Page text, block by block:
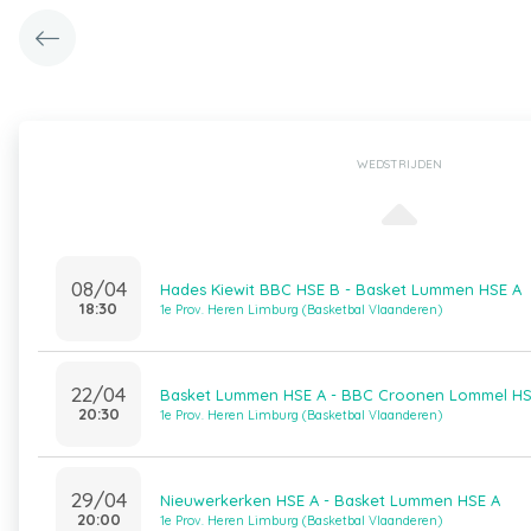
WEDSTRIJDEN
08/04
18:30
Hades Kiewit BBC HSE B - Basket Lummen HSE A
1e Prov. Heren Limburg (Basketbal Vlaanderen)
22/04
20:30
Basket Lummen HSE A - BBC Croonen Lommel
1e Prov. Heren Limburg (Basketbal Vlaanderen)
29/04
20:00
Nieuwerkerken HSE A - Basket Lummen HSE A
1e Prov. Heren Limburg (Basketbal Vlaanderen)